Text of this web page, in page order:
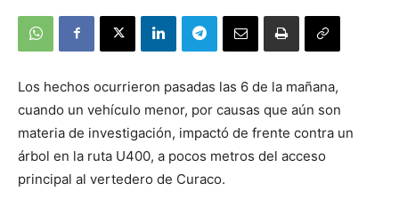
Los hechos ocurrieron pasadas las 6 de la mañana,
cuando un vehículo menor, por causas que aún son
materia de investigación, impactó de frente contra un
árbol en la ruta U400, a pocos metros del acceso
principal al vertedero de Curaco.